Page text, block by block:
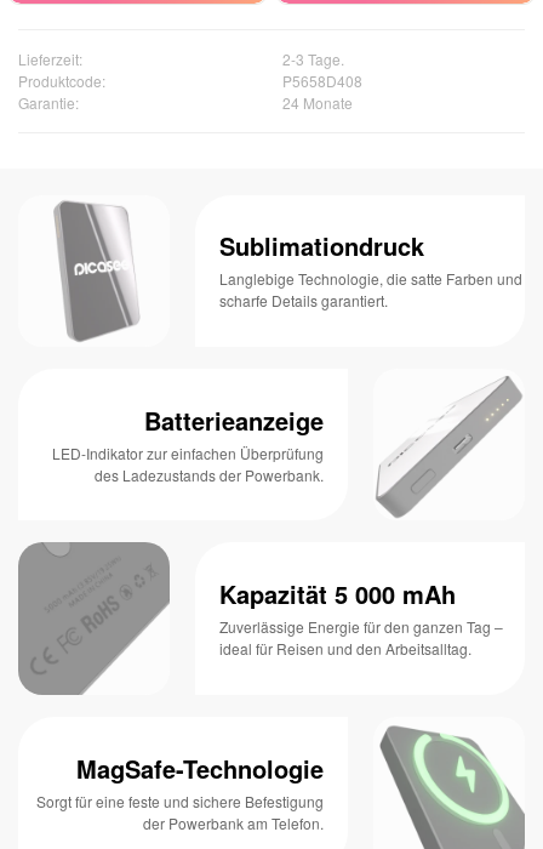
Lieferzeit:
2-3 Tage.
Produktcode:
P5658D408
Garantie:
24 Monate
Sublimationdruck
Langlebige Technologie, die satte Farben und
scharfe Details garantiert.
Batterieanzeige
LED-Indikator zur einfachen Überprüfung
des Ladezustands der Powerbank.
Kapazität 5 000 mAh
Zuverlässige Energie für den ganzen Tag –
ideal für Reisen und den Arbeitsalltag.
MagSafe-Technologie
Sorgt für eine feste und sichere Befestigung
der Powerbank am Telefon.